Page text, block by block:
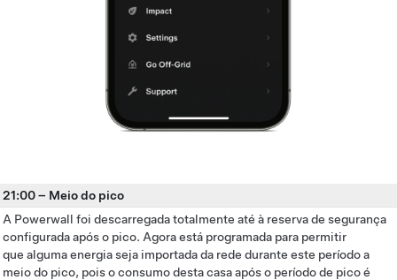
21:00– Meio do pico
A Powerwall foi descarregada totalmente até à reserva de segurança
configurada após o pico. Agora está programada para permitir
que alguma energia seja importada da rede durante este período a
meio do pico, pois o consumo desta casa após o período de pico é